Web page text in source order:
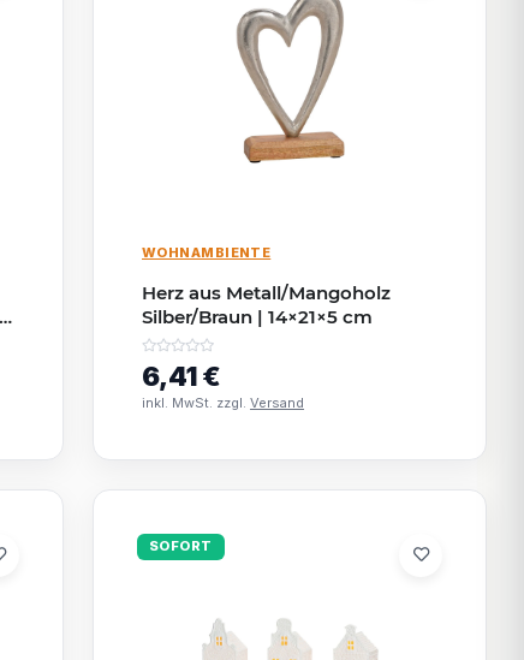
WOHNAMBIENTE
Herz aus Metall/Mangoholz
Silber/Braun | 14×21×5 cm
6,41 €
inkl. MwSt. zzgl. Versand
SOFORT